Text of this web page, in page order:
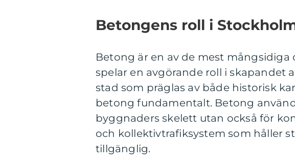
Betongens roll i
Betong är en av de mest
spelar en avgörande roll i skapandet
stad som präglas av både historisk
betong fundamentalt. Betong
byggnaders skelett utan också för
och kollektivtrafiksystem som håller
tillgänglig.